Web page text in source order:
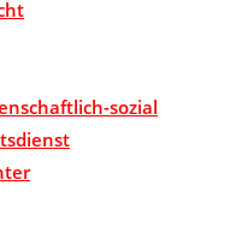
sozial